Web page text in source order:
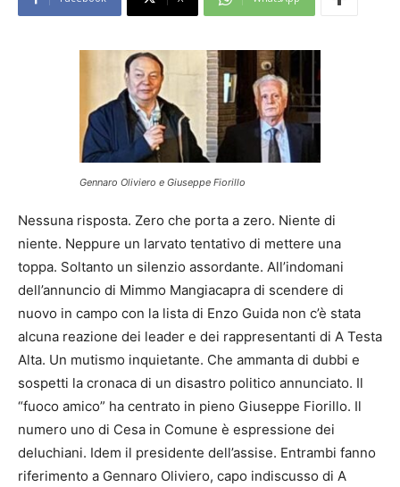
Gennaro Oliviero e Giuseppe Fiorillo
Nessuna risposta. Zero che porta a zero. Niente di
niente. Neppure un larvato tentativo di mettere una
toppa. Soltanto un silenzio assordante. All’indomani
dell’annuncio di Mimmo Mangiacapra di scendere di
nuovo in campo con la lista di Enzo Guida non c’è stata
alcuna reazione dei leader e dei rappresentanti di A Testa
Alta. Un mutismo inquietante. Che ammanta di dubbi e
sospetti la cronaca di un disastro politico annunciato. Il
“fuoco amico” ha centrato in pieno Giuseppe Fiorillo. Il
numero uno di Cesa in Comune è espressione dei
deluchiani. Idem il presidente dell’assise. Entrambi fanno
riferimento a Gennaro Oliviero, capo indiscusso di A